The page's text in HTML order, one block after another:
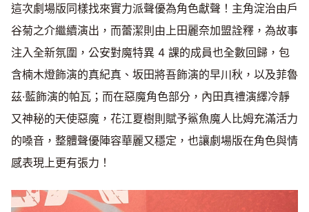
這次劇場版同樣找來實力派聲優為角色獻聲！主角淀治由戶
谷菊之介繼續演出，而蕾潔則由上田麗奈加盟詮釋，為故事
注入全新氛圍，公安對魔特異 4 課的成員也全數回歸，包
含楠木燈飾演的真紀真、坂田將吾飾演的早川秋，以及菲魯
茲·藍飾演的帕瓦；而在惡魔角色部分，內田真禮演繹冷靜
又神秘的天使惡魔，花江夏樹則賦予鯊魚魔人比姆充滿活力
的嗓音，整體聲優陣容華麗又穩定，也讓劇場版在角色與情
感表現上更有張力！